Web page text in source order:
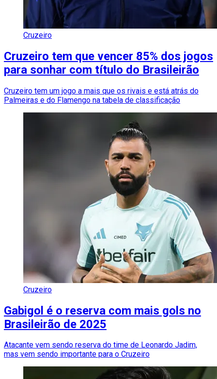
Cruzeiro
Cruzeiro tem que vencer 85% dos jogos
para sonhar com título do Brasileirão
Cruzeiro tem um jogo a mais que os rivais e está atrás do
Palmeiras e do Flamengo na tabela de classificação
Cruzeiro
Gabigol é o reserva com mais gols no
Brasileirão de 2025
Atacante vem sendo reserva do time de Leonardo Jadim,
mas vem sendo importante para o Cruzeiro